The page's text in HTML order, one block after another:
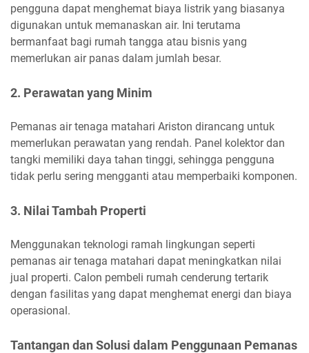
pengguna dapat menghemat biaya listrik yang biasanya
digunakan untuk memanaskan air. Ini terutama
bermanfaat bagi rumah tangga atau bisnis yang
memerlukan air panas dalam jumlah besar.
2. Perawatan yang Minim
Pemanas air tenaga matahari Ariston dirancang untuk
memerlukan perawatan yang rendah. Panel kolektor dan
tangki memiliki daya tahan tinggi, sehingga pengguna
tidak perlu sering mengganti atau memperbaiki komponen.
3. Nilai Tambah Properti
Menggunakan teknologi ramah lingkungan seperti
pemanas air tenaga matahari dapat meningkatkan nilai
jual properti. Calon pembeli rumah cenderung tertarik
dengan fasilitas yang dapat menghemat energi dan biaya
operasional.
Tantangan dan Solusi dalam Penggunaan Pemanas